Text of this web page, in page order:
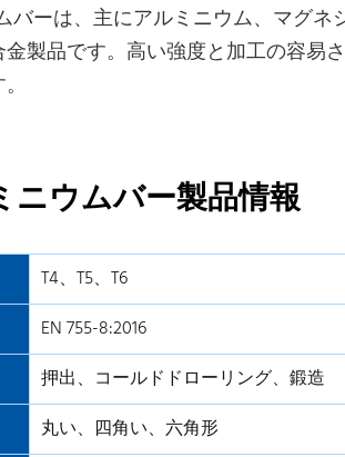
バーは、主にアルミニウム、マグ
製品です。高い強度と加工の容易
ニウムバー製品情報
T4、T5、T6
EN 755-8:2016
押出、コールドドローリング、鍛造
丸い、四角い、六角形